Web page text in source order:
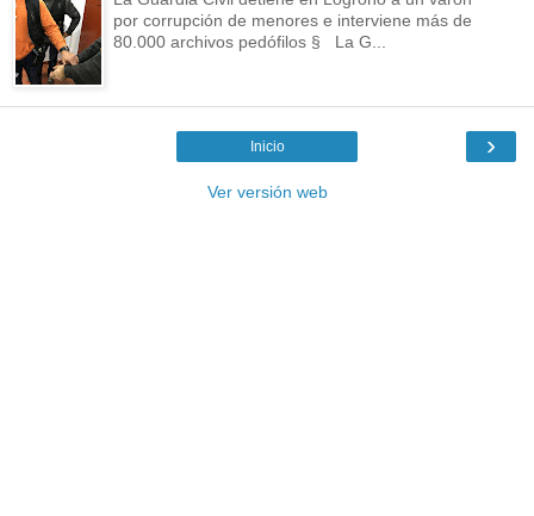
por corrupción de menores e interviene más de
80.000 archivos pedófilos § La G...
›
Inicio
Ver versión web